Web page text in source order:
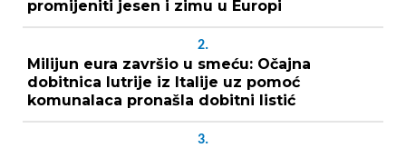
promijeniti jesen i zimu u Europi
2.
Milijun eura završio u smeću: Očajna
dobitnica lutrije iz Italije uz pomoć
komunalaca pronašla dobitni listić
3.